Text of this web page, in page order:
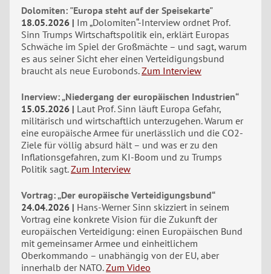
Dolomiten: "Europa steht auf der Speisekarte"
18.05.2026
Im „Dolomiten“-Interview ordnet Prof.
Sinn Trumps Wirtschaftspolitik ein, erklärt Europas
Schwäche im Spiel der Großmächte – und sagt, warum
es aus seiner Sicht eher einen Verteidigungsbund
braucht als neue Eurobonds. Zum Interview
Inerview: „Niedergang der europäischen Industrien“
15.05.2026
Laut Prof. Sinn läuft Europa Gefahr,
militärisch und wirtschaftlich unterzugehen. Warum er
eine europäische Armee für unerlässlich und die CO2-
Ziele für völlig absurd hält – und was er zu den
Inflationsgefahren, zum KI-Boom und zu Trumps
Politik sagt. Zum Interview
Vortrag: „Der europäische Verteidigungsbund“
24.04.2026
Hans-Werner Sinn skizziert in seinem
Vortrag eine konkrete Vision für die Zukunft der
europäischen Verteidigung: einen Europäischen Bund
mit gemeinsamer Armee und einheitlichem
Oberkommando – unabhängig von der EU, aber
innerhalb der NATO. Zum Video